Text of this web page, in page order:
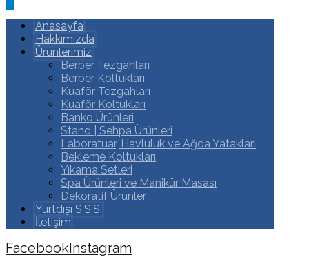
Anasayfa
Hakkımızda
Ürünlerimiz
Berber Tezgahları
Berber Koltukları
Kuaför Tezgahları
Kuaför Koltukları
Banko Ürünleri
Stand | Sehpa Ürünleri
Laboratuar, Havluluk ve Ağda Yatakları
Bekleme Koltukları
Yıkama Setleri
Spa Ürünleri ve Manikür Masası
Dekoratif Ürünler
Yurtdışı S.S.S.
İletişim
FacebookInstagram